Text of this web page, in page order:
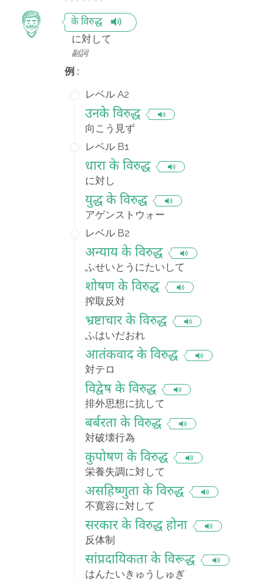
के विरुद्ध
に対して
副詞
例 :
レベル A2
उनके विरुद्ध
向こう見ず
レベル B1
धारा के विरुद्ध
に対し
युद्ध के विरुद्ध
アゲンストウォー
レベル B2
अन्याय के विरुद्ध
ふせいとうにたいして
शोषण के विरुद्ध
搾取反対
भ्रष्टाचार के विरुद्ध
ふはいだおれ
आतंकवाद के विरुद्ध
対テロ
विद्वेष के विरुद्ध
排外思想に抗して
बर्बरता के विरुद्ध
対破壊行為
कुपोषण के विरुद्ध
栄養失調に対して
असहिष्णुता के विरुद्ध
不寛容に対して
सरकार के विरुद्ध होना
反体制
सांप्रदायिकता के विरूद्ध
はんたいきゅうしゅぎ